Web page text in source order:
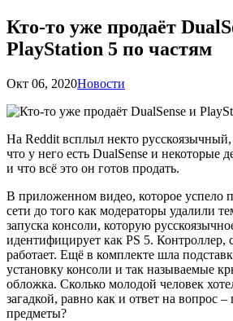
Кто-то уже продаёт
PlayStation 5 по частям
Окт 06, 2020Новости
На Reddit всплыл некто
что у него есть DualSense и некоторые
и что всё это он готов продать.
В приложенном видео, которое успело
сети до того как модераторы удалили
запуска консоли, которую
идентифицирует как PS 5. Контроллер,
работает. Ещё в комплекте шла
установку консоли и так называемые
обложка. Сколько молодой человек
загадкой, равно как и ответ на вопрос
предметы?